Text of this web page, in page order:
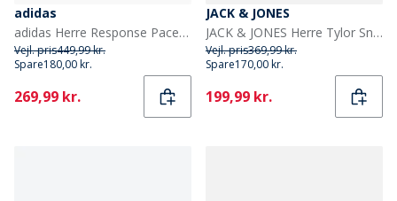
adidas
adidas Herre Response Pace Neutral Løbesko Grå/Aurora Onix/Grey Five
Vejl. pris449,99 kr.
Spare180,00 kr.
Current
269,99 kr.
JACK & JONES
JACK & JONES Herre Tylor Sneakers Sort
Vejl. pris369,99 kr.
Spare170,00 kr.
Current
199,99 kr.